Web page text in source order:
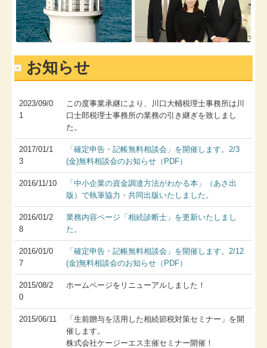
川口士郎のフォトギャラリー
2010年4月
2010年6月
2010年5月
プライバシーポリシー
お知らせ
2023/09/0
1
この度事業承継により、川口大輔税理士事務所は川
口士郎税理士事務所の業務の引き継ぎを致しまし
た。
2017/01/1
3
「確定申告・記帳無料相談会」を開催します。2/3
(金)無料相談会のお知らせ（PDF）
2016/11/10
「中小企業の資金調達方法がわかる本」（あさ出
版）で執筆協力・共同出版いたしました。
2016/01/2
8
業務内容ページ「相続診断士」を更新いたしまし
た。
2016/01/0
7
「確定申告・記帳無料相談会」を開催します。2/12
(金)無料相談会のお知らせ（PDF）
2015/08/2
0
ホームページをリニューアルしました！
2015/06/11
「生前贈与を活用した相続節税対策セミナー」を開
催します。
株式会社ケージーエス主催セミナー開催！